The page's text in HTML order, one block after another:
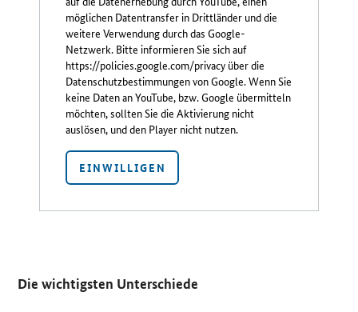
möglichen Datentransfer in Drittländer und die
weitere Verwendung durch das Google-
Netzwerk. Bitte informieren Sie sich auf
https://policies.google.com/privacy über die
Datenschutzbestimmungen von Google. Wenn Sie
keine Daten an YouTube, bzw. Google übermitteln
möchten, sollten Sie die Aktivierung nicht
auslösen, und den Player nicht nutzen.
EINWILLIGEN
Die wichtigsten Unterschiede